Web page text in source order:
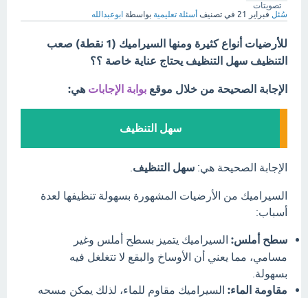
تصويتات
سُئل فبراير 21 في تصنيف أسئلة تعليمية بواسطة ابوعبدالله
للأرضيات أنواع كثيرة ومنها السيراميك (1 نقطة) صعب
التنظيف سهل التنظيف يحتاج عناية خاصة ؟؟
الإجابة الصحيحة من خلال موقع بوابة الإجابات هي:
سهل التنظيف
الإجابة الصحيحة هي: سهل التنظيف
السيراميك من الأرضيات المشهورة بسهولة تنظيفها لعدة
أسباب:
سطح أملس: السيراميك يتميز بسطح أملس وغير
مسامي، مما يعني أن الأوساخ والبقع لا تتغلغل فيه
بسهولة.
مقاومة الماء: السيراميك مقاوم للماء، لذلك يمكن مسحه